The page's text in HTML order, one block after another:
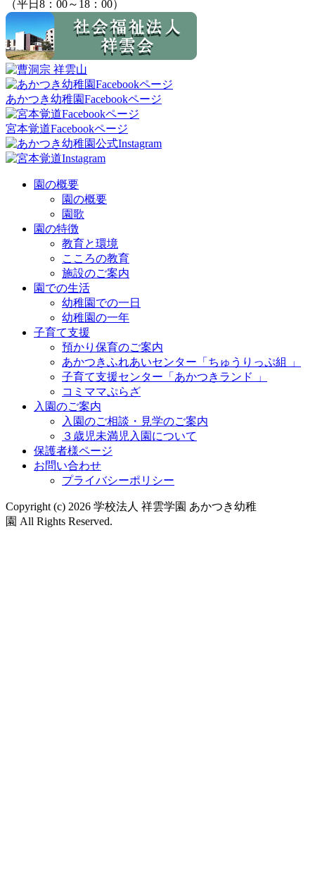
（平日8：00～18：00）
あかつき幼稚園Facebookページ
宮本覚道Facebookページ
園の概要
園の概要
園歌
園の特徴
教育と環境
こころの教育
施設のご案内
園での生活
幼稚園での一日
幼稚園の一年
子育て支援
預かり保育のご案内
あかつきふれあいセンター「ちゅうりっぷ組 」
子育て支援センター「あかつきランド 」
コミママぷらざ
入園のご案内
入園のご相談・見学のご案内
３歳児未満児入園について
保護者様ページ
お問い合わせ
プライバシーポリシー
Copyright (c) 2026 学校法人 祥雲学園 あかつき幼稚
園 All Rights Reserved.